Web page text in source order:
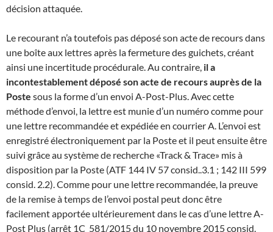
décision attaquée.
Le recourant n’a toutefois pas déposé son acte de recours dans
une boîte aux lettres après la fermeture des guichets, créant
ainsi une incertitude procédurale. Au contraire, il a
incontestablement déposé son acte de recours auprès de la
Poste sous la forme d’un envoi A-Post-Plus. Avec cette
méthode d’envoi, la lettre est munie d’un numéro comme pour
une lettre recommandée et expédiée en courrier A. L’envoi est
enregistré électroniquement par la Poste et il peut ensuite être
suivi grâce au système de recherche «Track & Trace» mis à
disposition par la Poste (ATF 144 IV 57 consid..3.1 ; 142 III 599
consid. 2.2). Comme pour une lettre recommandée, la preuve
de la remise à temps de l’envoi postal peut donc être
facilement apportée ultérieurement dans le cas d’une lettre A-
Post Plus (arrêt 1C_581/2015 du 10 novembre 2015 consid.